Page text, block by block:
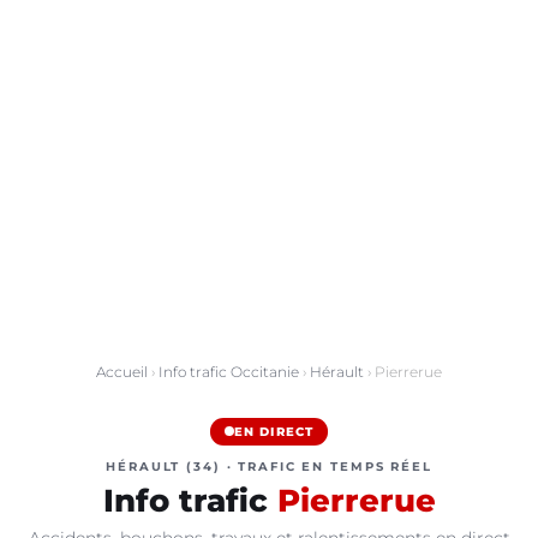
Accueil › Info trafic Occitanie › Hérault › Pierrerue
EN DIRECT
HÉRAULT (34) · TRAFIC EN TEMPS RÉEL
Info trafic Pierrerue